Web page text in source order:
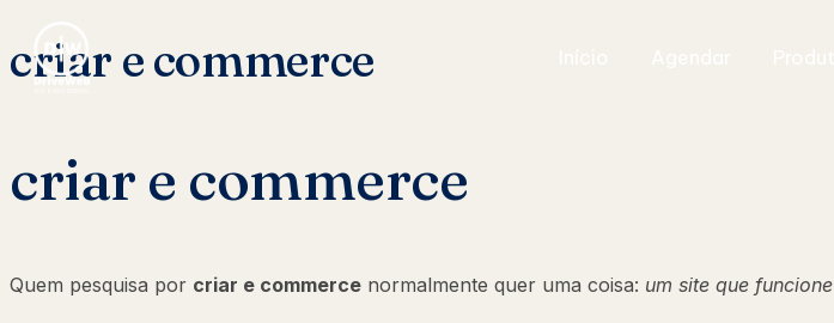
criar e commerce
criar e commerce
Quem pesquisa por criar e commerce normalmente quer uma coisa: um site que funcione